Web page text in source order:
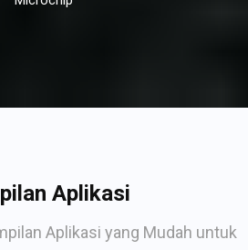
Aplikasi
Aplikasi yang Mudah untuk